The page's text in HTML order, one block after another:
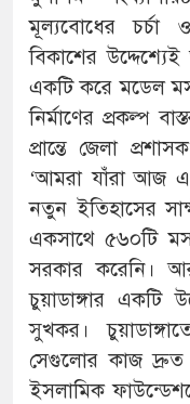
মূল্যবোধের চর্চা
বিকাশের
একটি করে মডেল
নির্মাণের প্রকল্প
প্রান্তে জেলা
‘আমরা যাঁরা আজ
নতুন ইতিহাসের
একসাথে ৫৬০টি
সরকার করেনি।
চুয়াডাঙ্গার একটি
সুখকর।
সেগুলোর কাজ দ্রুত
ইসলামিক